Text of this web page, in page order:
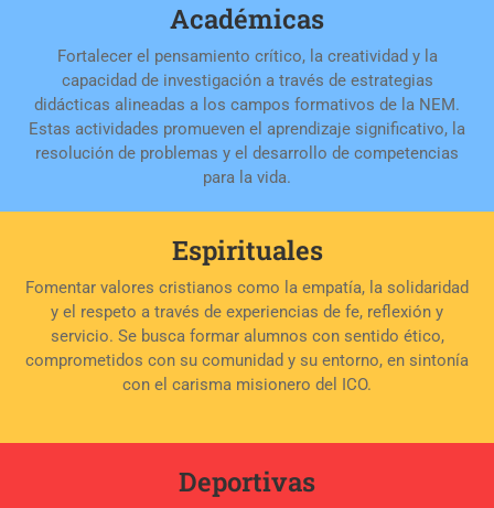
Académicas
Fortalecer el pensamiento crítico, la creatividad y la
capacidad de investigación a través de estrategias
didácticas alineadas a los campos formativos de la NEM.
Estas actividades promueven el aprendizaje significativo, la
resolución de problemas y el desarrollo de competencias
para la vida.
Espirituales
Fomentar valores cristianos como la empatía, la solidaridad
y el respeto a través de experiencias de fe, reflexión y
servicio. Se busca formar alumnos con sentido ético,
comprometidos con su comunidad y su entorno, en sintonía
con el carisma misionero del ICO.
Deportivas